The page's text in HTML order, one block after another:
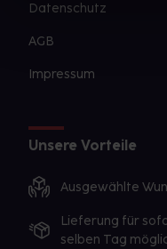
Datenschutz
AGB
Impressum
Unsere Vorteile
Ausgewählte
Lieferung für
selben Tag